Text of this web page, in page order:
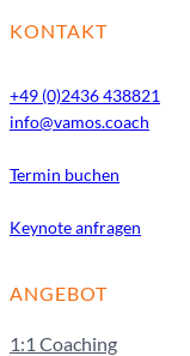
KONTAKT
+49 (0)2436 438821
info@vamos.coach
Termin buchen
Keynote anfragen
ANGEBOT
1:1 Coaching